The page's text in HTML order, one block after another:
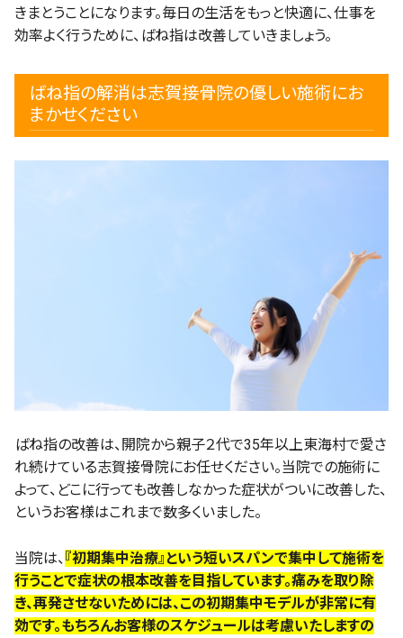
きまとうことになります。毎日の生活をもっと快適に、仕事を
効率よく行うために、ばね指は改善していきましょう。
ばね指の解消は志賀接骨院の優しい施術にお
まかせください
ばね指の改善は、開院から親子２代で35年以上東海村で愛さ
れ続けている志賀接骨院にお任せください。当院での施術に
よって、どこに行っても改善しなかった症状がついに改善した、
というお客様はこれまで数多くいました。
当院は、 『初期集中治療』という短いスパンで集中して施術を
行うことで症状の根本改善を目指しています。痛みを取り除
き、再発させないためには、この初期集中モデルが非常に有
効です。もちろんお客様のスケジュールは考慮いたしますの